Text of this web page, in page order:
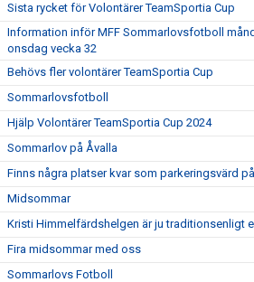
Sista rycket för Volontärer TeamSportia Cup
Information inför MFF Sommarlovsfotboll
onsdag vecka 32
Behövs fler volontärer TeamSportia Cup
Sommarlovsfotboll
Hjälp Volontärer TeamSportia Cup 2024
Sommarlov på Åvalla
Finns några platser kvar som parkeringsvärd
Midsommar
Kristi Himmelfärdshelgen är ju traditionsenligt
Fira midsommar med oss
Sommarlovs Fotboll